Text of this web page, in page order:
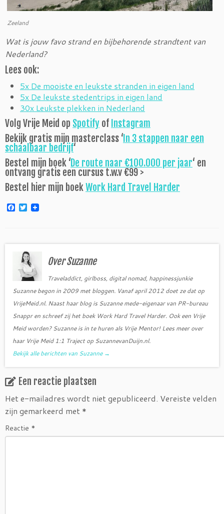
Zeeland
Wat is jouw favo strand en bijbehorende strandtent van
Nederland?
Lees ook:
5x De mooiste en leukste stranden in eigen land
5x De leukste stedentrips in eigen land
30x Leukste plekken in Nederland
Volg Vrije Meid op Spotify of Instagram
Bekijk gratis mijn masterclass ‘ In 3 stappen naar een
schaalbaar bedrijf‘
Bestel mijn boek ‘De route naar €100.000 per jaar‘ en
ontvang gratis een cursus t.w.v €99 >
Bestel hier mijn boekWork Hard Travel Harder
F
o
T
w
e
r
Over Suzanne
Traveladdict, girlboss, digital nomad, happinessjunkie
Suzanne begon in 2009 met bloggen. Vanaf april 2012 doet ze dat op
VrijeMeid.nl. Naast haar blog is Suzanne mede-eigenaar van PR-bureau
Snappr en schreef zij het boek Work Hard Travel Harder. Ook een Vrije
Meid worden? Suzanne is in te huren als Vrije Mentor! Lees meer over
haar Vrije Meid 1:1 Traject op SuzannevanDuijn.nl.
Bekijk alle berichten van Suzanne →
Een reactie plaatsen
Het e-mailadres wordt niet gepubliceerd. Vereiste velden
zijn gemarkeerd met *
Reactie *